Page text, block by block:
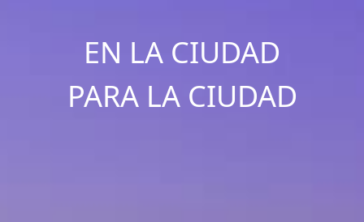
EN LA CIUDAD
PARA LA CIUDAD